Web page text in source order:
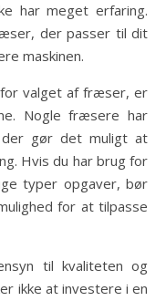
har meget erfaring.
der passer til dit
maskinen.
valget af fræser, er
Nogle fræsere har
der gør det muligt at
Hvis du har brug for
typer opgaver, bør
for at tilpasse
til kvaliteten og
ikke at investere i en